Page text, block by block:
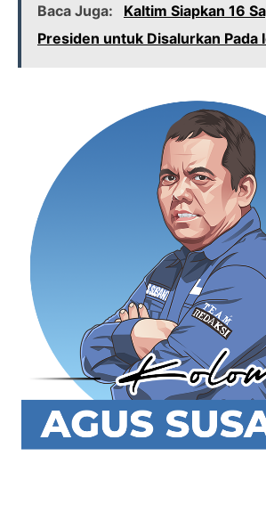
Baca Juga:
Kaltim Siapkan 16
Presiden untuk Disalurkan Pada